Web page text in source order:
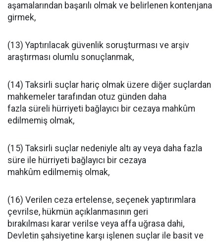
aşamalarından başarılı olmak ve belirlenen kontenjana
girmek,
(13) Yaptırılacak güvenlik soruşturması ve arşiv
araştırması olumlu sonuçlanmak,
(14) Taksirli suçlar hariç olmak üzere diğer suçlardan
mahkemeler tarafından otuz günden daha
fazla süreli hürriyeti bağlayıcı bir cezaya mahkûm
edilmemiş olmak,
(15) Taksirli suçlar nedeniyle altı ay veya daha fazla
süre ile hürriyeti bağlayıcı bir cezaya
mahkûm edilmemiş olmak,
(16) Verilen ceza ertelense, seçenek yaptırımlara
çevrilse, hükmün açıklanmasının geri
bırakılması karar verilse veya affa uğrasa dahi,
Devletin şahsiyetine karşı işlenen suçlar ile basit ve